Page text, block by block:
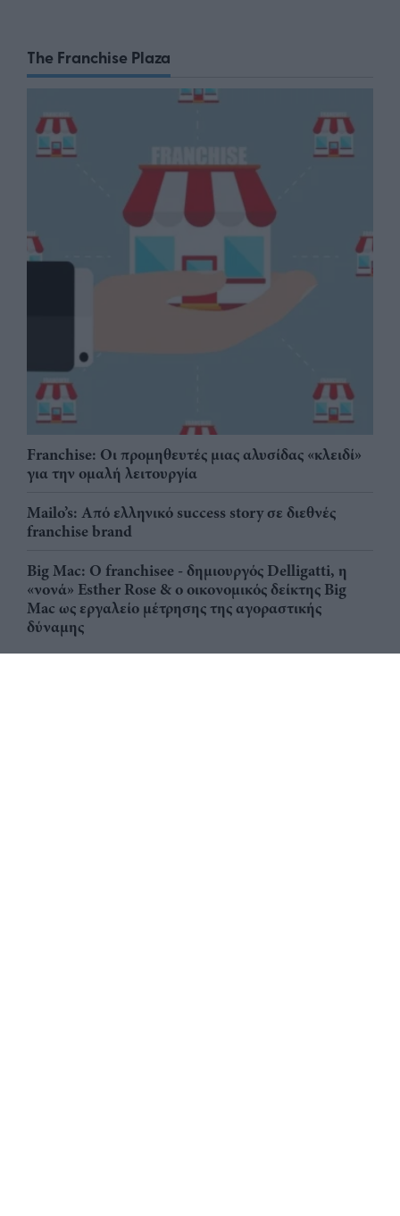
The Franchise Plaza
Franchise: Οι προμηθευτές μιας αλυσίδας «κλειδί»
για την ομαλή λειτουργία
Mailo’s: Από ελληνικό success story σε διεθνές
franchise brand
Big Mac: Ο franchisee - δημιουργός Delligatti, η
«νονά» Esther Rose & ο οικονομικός δείκτης Big
Mac ως εργαλείο μέτρησης της αγοραστικής
δύναμης